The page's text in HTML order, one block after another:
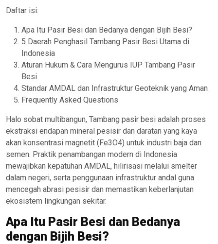
Daftar isi:
Apa Itu Pasir Besi dan Bedanya dengan Bijih Besi?
5 Daerah Penghasil Tambang Pasir Besi Utama di
Indonesia
Aturan Hukum & Cara Mengurus IUP Tambang Pasir
Besi
Standar AMDAL dan Infrastruktur Geoteknik yang Aman
Frequently Asked Questions
Halo sobat multibangun, Tambang pasir besi adalah proses
ekstraksi endapan mineral pesisir dan daratan yang kaya
akan konsentrasi magnetit (Fe3O4) untuk industri baja dan
semen. Praktik penambangan modern di Indonesia
mewajibkan kepatuhan AMDAL, hilirisasi melalui smelter
dalam negeri, serta penggunaan infrastruktur andal guna
mencegah abrasi pesisir dan memastikan keberlanjutan
ekosistem lingkungan sekitar.
Apa Itu Pasir Besi dan Bedanya
dengan Bijih Besi?